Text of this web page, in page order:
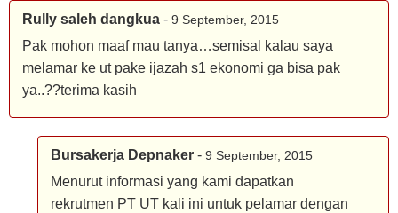
Rully saleh dangkua - 9 September, 2015
Pak mohon maaf mau tanya…semisal kalau saya
melamar ke ut pake ijazah s1 ekonomi ga bisa pak
ya..??terima kasih
Bursakerja Depnaker - 9 September, 2015
Menurut informasi yang kami dapatkan
rekrutmen PT UT kali ini untuk pelamar dengan